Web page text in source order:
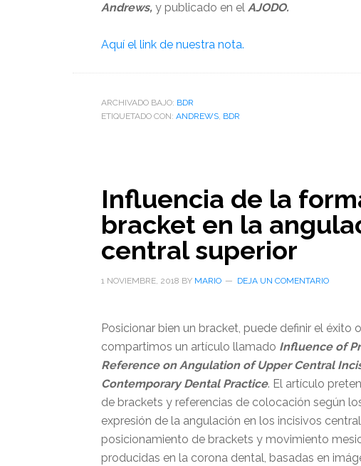
Andrews, y publicado en el AJODO.
Aquí el link de nuestra nota.
ARCHIVADO BAJO: BDR
ETIQUETADO CON: ANDREWS, BDR
Influencia de la
bracket en la
central superior
1 NOVIEMBRE, 2018 BY MARIO DEJA UN COMENTARIO
Posicionar bien un bracket, puede definir el
compartimos un artículo llamado Influence of
Reference on Angulation of Upper Central
Contemporary Dental Practice. El artículo
de brackets y referencias de colocación según
expresión de la angulación en los incisivos
posicionamiento de brackets y movimiento
producidas en la corona dental, basadas en